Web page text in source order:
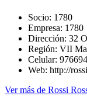
Socio: 1780
Empresa: 1780
Dirección: 32
Región: VII
Celular:
Web: http://
Ver más de Rossi